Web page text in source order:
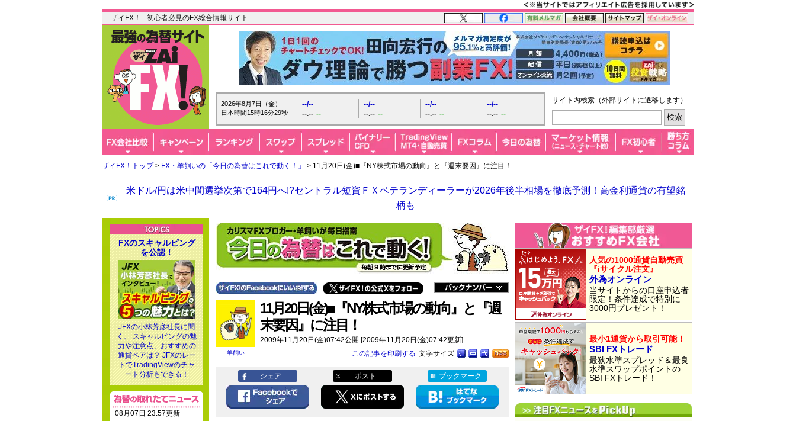
ザイFX！ - 初心者必見のFX総合情報サイト
2026年8月7日（金）
日本時間15時16分30秒
--/--
--.-- --
--/--
--.-- --
--/--
--.-- --
--/--
--.-- --
サイト内検索（外部サイトに遷移します）
ザイFX！トップ> FX・羊飼いの「今日の為替はこれで動く！」 > 11月20日(金)■『NY株式市場の動向』と『週末要因』に注目！
米ドル/円は米中間選挙次第で164円へ!?セントラル短資ＦＸベテランディーラーが2026年後半相場を徹底予測！高金利通貨の有望銘
柄も
羊飼い
11月20日(金)■『NY株式市場の動向』と『週
末要因』に注目！
2009年11月20日(金)07:42公開 [2009年11月20日(金)07:42更新]
文字サイズ
この記事を印刷する
シェア ポスト ブックマーク
人気の1000通貨自動売買
『iサイクル注文』
外為オンライン
当サイトからの口座申込者
限定！条件達成で特別に
3000円プレゼント！
最小1通貨から取引可能！
SBI FXトレード
最狭水準スプレッド＆最良
水準スワップポイントの
SBI FXトレード！
FXのスキャルピング
を公認！
JFXの小林芳彦社長に聞
く、 スキャルピングの魅
力や注意点、おすすめの
通貨ペアは？ JFXのレー
トでTradingViewのチャ
ート分析もできる！
08月07日 23:57更新